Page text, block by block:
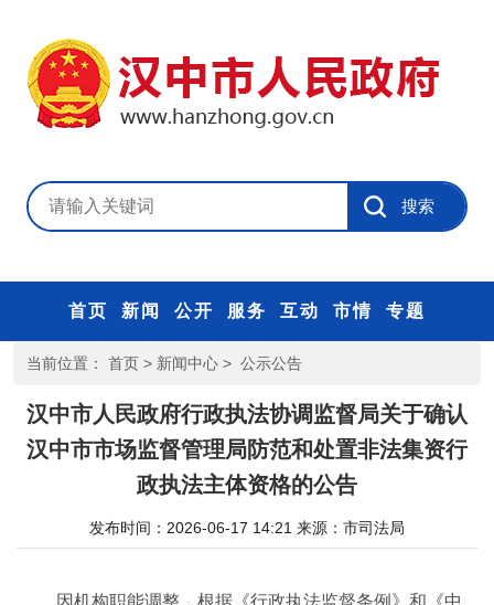
首页 新闻 公开 服务 互动 市情 专题
当前位置： 首页 > 新闻中心 > 公示公告
汉中市人民政府行政执法协调监督局关于确认
汉中市市场监督管理局防范和处置非法集资行
政执法主体资格的公告
发布时间：2026-06-17 14:21 来源： 市司法局
因机构职能调整，根据 《行政执法监督条例》和《中